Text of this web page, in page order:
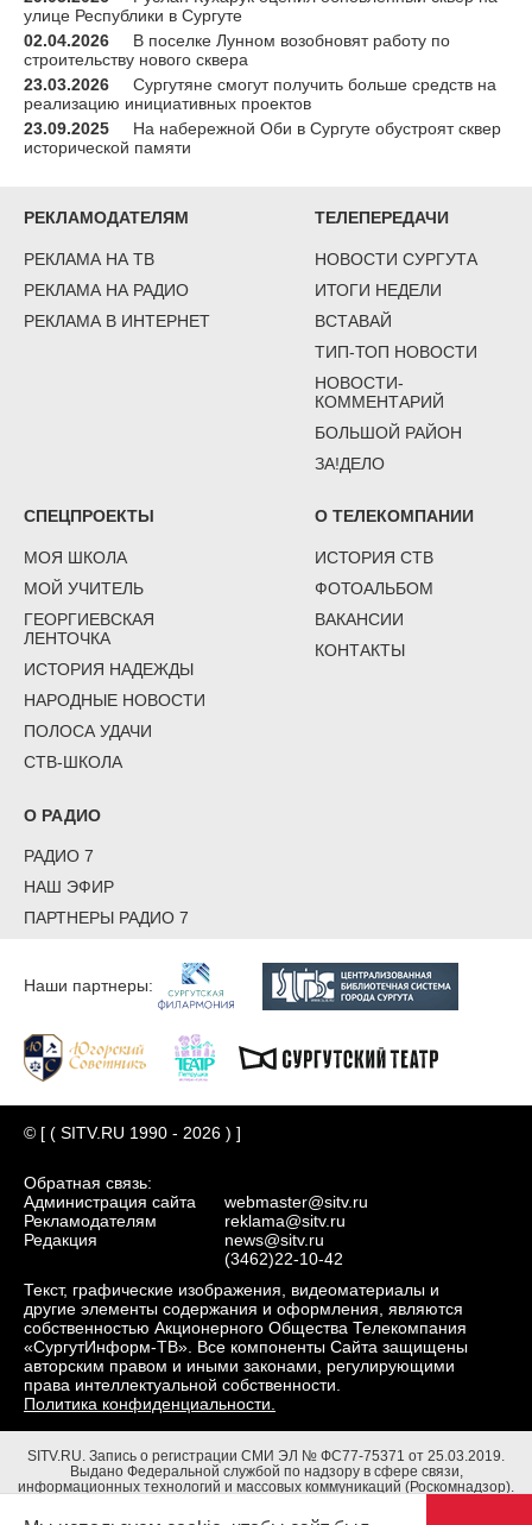
улице Республики в Сургуте
02.04.2026
В поселке Лунном возобновят работу по
строительству нового сквера
23.03.2026
Сургутяне смогут получить больше средств на
реализацию инициативных проектов
23.09.2025
На набережной Оби в Сургуте обустроят сквер
исторической памяти
РЕКЛАМОДАТЕЛЯМ
РЕКЛАМА НА ТВ
РЕКЛАМА НА РАДИО
РЕКЛАМА В ИНТЕРНЕТ
ТЕЛЕПЕРЕДАЧИ
НОВОСТИ СУРГУТА
ИТОГИ НЕДЕЛИ
ВСТАВАЙ
ТИП-ТОП НОВОСТИ
НОВОСТИ-
КОММЕНТАРИЙ
БОЛЬШОЙ РАЙОН
ЗА!ДЕЛО
СПЕЦПРОЕКТЫ
МОЯ ШКОЛА
МОЙ УЧИТЕЛЬ
ГЕОРГИЕВСКАЯ
ЛЕНТОЧКА
ИСТОРИЯ НАДЕЖДЫ
НАРОДНЫЕ НОВОСТИ
ПОЛОСА УДАЧИ
СТВ-ШКОЛА
О ТЕЛЕКОМПАНИИ
ИСТОРИЯ СТВ
ФОТОАЛЬБОМ
ВАКАНСИИ
КОНТАКТЫ
О РАДИО
РАДИО 7
НАШ ЭФИР
ПАРТНЕРЫ РАДИО 7
Наши партнеры:
© [ ( SITV.RU 1990 - 2026 ) ]
Обратная связь:
Администрация сайта
Рекламодателям
Редакция
webmaster@sitv.ru
reklama@sitv.ru
news@sitv.ru
(3462)22-10-42
Текст, графические изображения, видеоматериалы и
другие элементы содержания и оформления, являются
собственностью Акционерного Общества Телекомпания
«СургутИнформ-ТВ». Все компоненты Сайта защищены
авторским правом и иными законами, регулирующими
права интеллектуальной собственности.
Политика конфиденциальности.
SITV.RU. Запись о регистрации СМИ ЭЛ № ФС77-75371 от 25.03.2019.
Выдано Федеральной службой по надзору в сфере связи,
информационных технологий и массовых коммуникаций (Роскомнадзор).
Адрес редакции: 628403, Тюменская обл., ХМАО - Югра, г. Сургут, ул.